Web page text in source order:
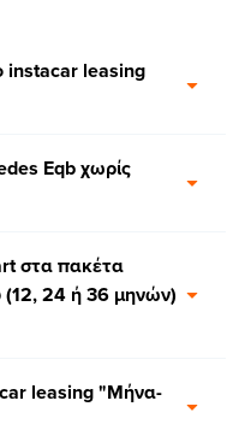
instacar leasing
Eqb χωρίς
στα πακέτα
(12, 24 ή 36 μηνών)
leasing "Μήνα-